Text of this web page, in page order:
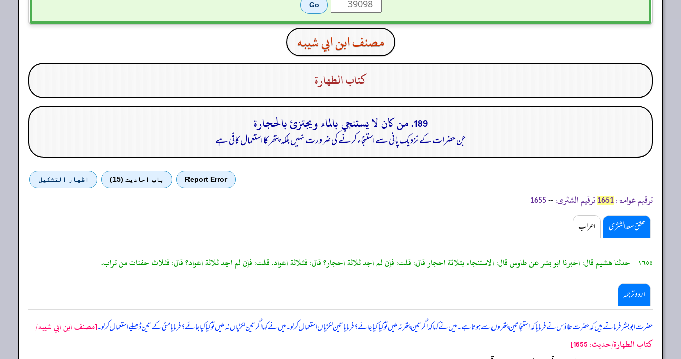
مصنف ابن ابي شيبه
كتاب الطهارة
189. من كان لا يستنجي بالماء ويجتزئ بالحجارة
جن حضرات کے نزدیک پانی سے استنجاء کرنے کی ضرورت نہیں بلکہ پتھر کا استعمال کافی ہے
Report Error باب احادیث (15) اظهار التشكيل
ترقیم عوامۃ: 1651 ترقیم الشثری: --
1655
محقق سعد الشثری اعراب
١٦٥٥ - حدثنا هشيم قال: اخبرنا ابو بشر عن طاوس قال: الاستنجاء بثلاثة احجار قال: قلت: فإن لم اجد ثلاثة احجار؟ قال: فثلاثة اعواد. قلت: فإن لم اجد ثلاثة اعواد؟ قال: فثلاث حفنات من تراب.
اردو ترجمہ
حضرت ابو بشر فرماتے ہیں کہ حضرت طاؤس نے فرمایا کہ استنجا تین پتھروں سے ہوتا ہے۔ میں نے کہا کہ اگر تین پتھر نہ ملیں تو کیا کیا جائے؟ فرمایا تین لکڑیاں استعمال کرلو۔ میں نے کہا اگر تین لکڑیاں نہ ملیں تو کیا کیا جائے؟ فرمایا مٹی کے تین ڈھیلے استعمال کرلو۔[مصنف ابن ابي شيبه/
كتاب الطهارة/حدیث: 1655]